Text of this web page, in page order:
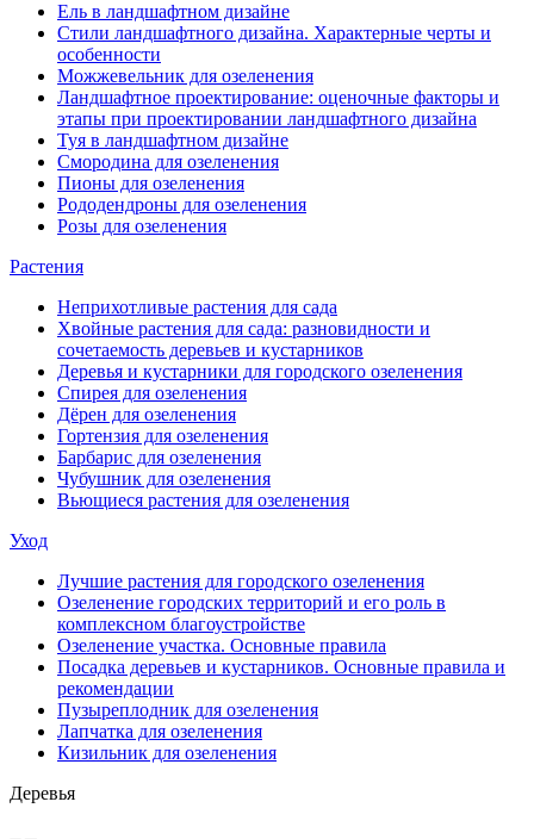
Ель в ландшафтном дизайне
Стили ландшафтного дизайна. Характерные черты и
особенности
Можжевельник для озеленения
Ландшафтное проектирование: оценочные факторы и
этапы при проектировании ландшафтного дизайна
Туя в ландшафтном дизайне
Смородина для озеленения
Пионы для озеленения
Рододендроны для озеленения
Розы для озеленения
Растения
Неприхотливые растения для сада
Хвойные растения для сада: разновидности и
сочетаемость деревьев и кустарников
Деревья и кустарники для городского озеленения
Спирея для озеленения
Дёрен для озеленения
Гортензия для озеленения
Барбарис для озеленения
Чубушник для озеленения
Вьющиеся растения для озеленения
Уход
Лучшие растения для городского озеленения
Озеленение городских территорий и его роль в
комплексном благоустройстве
Озеленение участка. Основные правила
Посадка деревьев и кустарников. Основные правила и
рекомендации
Пузыреплодник для озеленения
Лапчатка для озеленения
Кизильник для озеленения
Деревья